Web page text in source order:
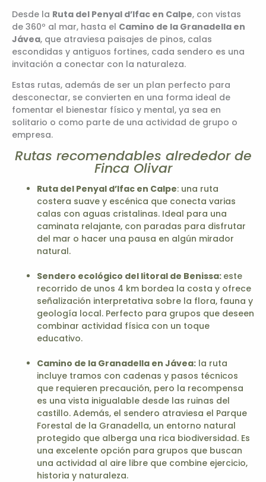
Desde la Ruta del Penyal d’Ifac en Calpe, con vistas
de 360º al mar, hasta el Camino de la Granadella en
Jávea, que atraviesa paisajes de pinos, calas
escondidas y antiguos fortines, cada sendero es una
invitación a conectar con la naturaleza.
Estas rutas, además de ser un plan perfecto para
desconectar, se convierten en una forma ideal de
fomentar el bienestar físico y mental, ya sea en
solitario o como parte de una actividad de grupo o
empresa.
Rutas recomendables alrededor de
Finca Olivar
Ruta del Penyal d’Ifac en Calpe: una ruta
costera suave y escénica que conecta varias
calas con aguas cristalinas. Ideal para una
caminata relajante, con paradas para disfrutar
del mar o hacer una pausa en algún mirador
natural.
Sendero ecológico del litoral de Benissa: este
recorrido de unos 4 km bordea la costa y ofrece
señalización interpretativa sobre la flora, fauna y
geología local. Perfecto para grupos que deseen
combinar actividad física con un toque
educativo.
Camino de la Granadella en Jávea: la ruta
incluye tramos con cadenas y pasos técnicos
que requieren precaución, pero la recompensa
es una vista inigualable desde las ruinas del
castillo. Además, el sendero atraviesa el Parque
Forestal de la Granadella, un entorno natural
protegido que alberga una rica biodiversidad. Es
una excelente opción para grupos que buscan
una actividad al aire libre que combine ejercicio,
historia y naturaleza.